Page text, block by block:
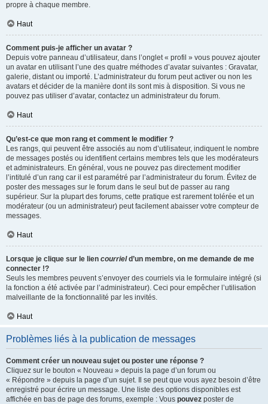
propre à chaque membre.
Haut
Comment puis-je afficher un avatar ?
Depuis votre panneau d’utilisateur, dans l’onglet « profil » vous pouvez ajouter
un avatar en utilisant l’une des quatre méthodes d’avatar suivantes : Gravatar,
galerie, distant ou importé. L’administrateur du forum peut activer ou non les
avatars et décider de la manière dont ils sont mis à disposition. Si vous ne
pouvez pas utiliser d’avatar, contactez un administrateur du forum.
Haut
Qu’est-ce que mon rang et comment le modifier ?
Les rangs, qui peuvent être associés au nom d’utilisateur, indiquent le nombre
de messages postés ou identifient certains membres tels que les modérateurs
et administrateurs. En général, vous ne pouvez pas directement modifier
l’intitulé d’un rang car il est paramétré par l’administrateur du forum. Évitez de
poster des messages sur le forum dans le seul but de passer au rang
supérieur. Sur la plupart des forums, cette pratique est rarement tolérée et un
modérateur (ou un administrateur) peut facilement abaisser votre compteur de
messages.
Haut
Lorsque je clique sur le lien courrield’un membre, on me demande de me
connecter !?
Seuls les membres peuvent s’envoyer des courriels via le formulaire intégré (si
la fonction a été activée par l’administrateur). Ceci pour empêcher l’utilisation
malveillante de la fonctionnalité par les invités.
Haut
Problèmes liés à la publication de messages
Comment créer un nouveau sujet ou poster une réponse ?
Cliquez sur le bouton « Nouveau » depuis la page d’un forum ou
« Répondre » depuis la page d’un sujet. Il se peut que vous ayez besoin d’être
enregistré pour écrire un message. Une liste des options disponibles est
affichée en bas de page des forums, exemple : Vous pouvez poster de